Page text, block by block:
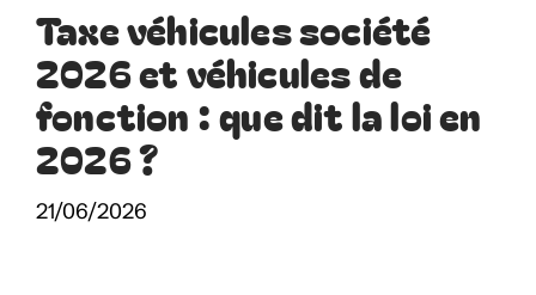
Taxe véhicules société
2026 et véhicules de
fonction : que dit la loi en
2026 ?
21/06/2026